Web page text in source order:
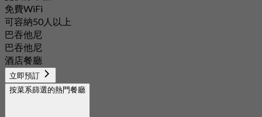
免費WiFi
可容納50人以上
巴吞他尼
巴吞他尼
酒店餐廳
立即預訂
按菜系篩選的熱門餐廳